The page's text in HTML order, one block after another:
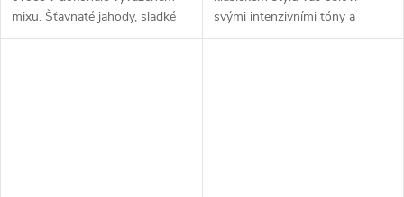
mixu. Šťavnaté jahody, sladké
maliny nebo vyzrálé borůvky, to
svými intenzivními tóny a
dřevitou dochutí.